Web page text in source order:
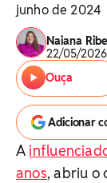
junho de 2024
Naiana
22/05/2026
Ouça
Adicionar
A
anos, abriu o